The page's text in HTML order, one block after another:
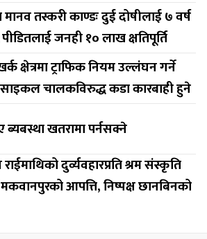
तस्करी काण्डः दुई दोषीलाई ७ वर्ष
जनही १० लाख क्षतिपूर्ति
क्षेत्रमा ट्राफिक नियम उल्लंघन गर्ने
चालकविरुद्ध कडा कारबाही हुने
ब्यबस्था खतरामा पर्नसक्ने
दुर्व्यवहारप्रति श्रम संस्कृति
मकवानपुरको आपत्ति, निष्पक्ष छानबिनको